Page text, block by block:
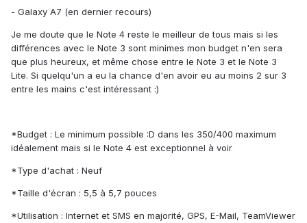
- Galaxy A7 (en dernier recours)
Je me doute que le Note 4 reste le meilleur de tous mais si les
différences avec le Note 3 sont minimes mon budget n'en sera
que plus heureux, et même chose entre le Note 3 et le Note 3
Lite. Si quelqu'un a eu la chance d'en avoir eu au moins 2 sur 3
entre les mains c'est intéressant :)
*Budget : Le minimum possible :D dans les 350/400 maximum
idéalement mais si le Note 4 est exceptionnel à voir
*Type d'achat : Neuf
*Taille d'écran : 5,5 à 5,7 pouces
*Utilisation : Internet et SMS en majorité, GPS, E-Mail, TeamViewer